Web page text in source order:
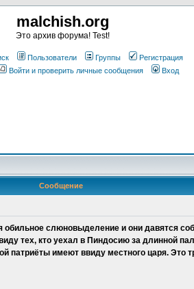
malchish.org
Это архив форума! Test!
Пользователи Группы
Регистрация
Войти и проверить личные сообщения Вход
Сообщение
обильное слюновыделение и они давятся
тех, кто уехал в Пиндосию за длинной
патриёты имеют ввиду местного царя. Это